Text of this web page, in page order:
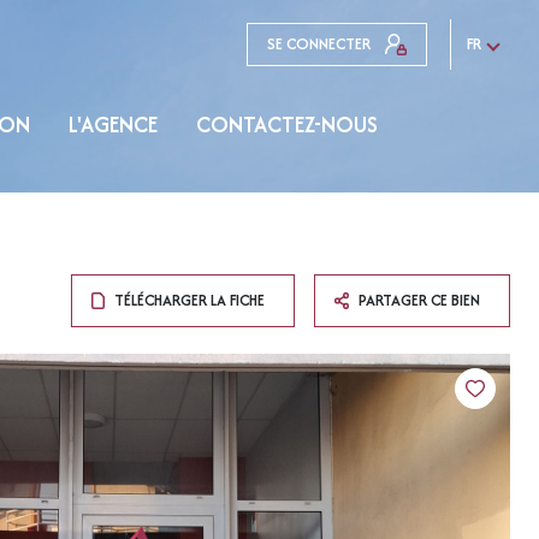
SE CONNECTER FR
L'AGENCE CONTACTEZ-NOUS
TÉLÉCHARGER LA FICHE PARTAGER CE BIEN